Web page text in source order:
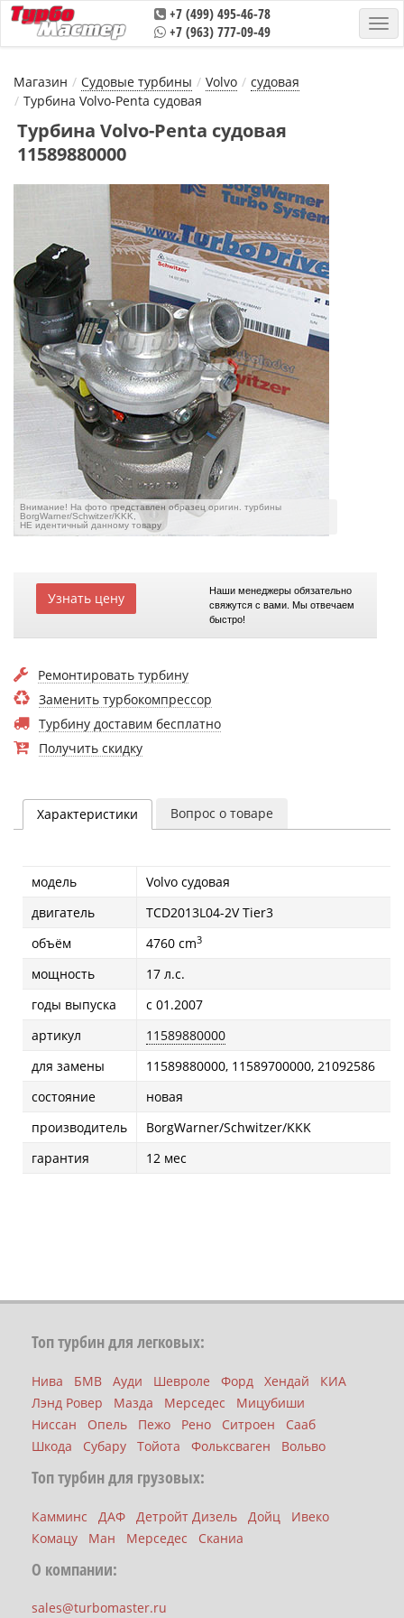
+7 (499) 495-46-78
+7 (963) 777-09-49
Магазин Судовые турбины Volvo
судовая
Турбина Volvo-Penta судовая
Турбина Volvo-Penta судовая
11589880000
Внимание! На фото представлен образец оригин. турбины
BorgWarner/Schwitzer/KKK,
НЕ идентичный данному товару
Узнать цену
Наши менеджеры обязательно
свяжутся с вами. Мы отвечаем
быстро!
Ремонтировать турбину
Заменить турбокомпрессор
Турбину доставим бесплатно
Получить скидку
Характеристики Вопрос о товаре
модель
Volvo судовая
двигатель
TCD2013L04-2V Tier3
объём
4760 cm3
мощность
17 л.с.
годы выпуска
с 01.2007
артикул
11589880000
для замены
11589880000, 11589700000, 21092586
состояние
новая
производитель
BorgWarner/Schwitzer/KKK
гарантия
12 мес
Топ турбин для легковых:
Нива БМВ Ауди Шевроле Форд Хендай
КИА
Лэнд Ровер
Мазда Мерседес
Мицубиши
Ниссан
Опель Пежо Рено Ситроен
Сааб
Шкода
Субару Тойота Фольксваген Вольво
Топ турбин для грузовых:
Камминс ДАФ Детройт Дизель Дойц
Ивеко
Комацу
Ман Мерседес Сканиа
О компании:
sales@turbomaster.ru